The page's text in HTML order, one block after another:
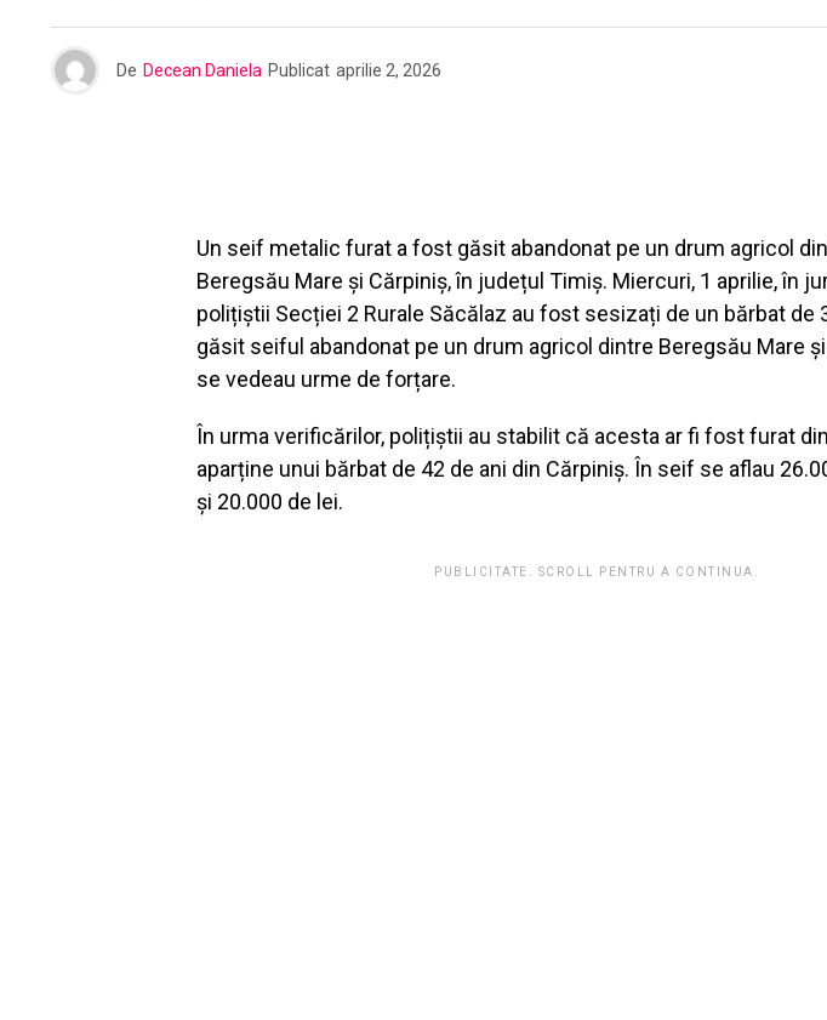
De Decean Daniela Publicat aprilie 2, 2026
Un seif metalic furat a fost găsit abandonat pe un drum agricol
Beregsău Mare și Cărpiniș, în județul Timiș. Miercuri, 1 aprilie, în
polițiștii Secției 2 Rurale Săcălaz au fost sesizați de un bărbat de
găsit seiful abandonat pe un drum agricol dintre Beregsău Mare
se vedeau urme de forțare.
În urma verificărilor, polițiștii au stabilit că acesta ar fi fost furat
aparține unui bărbat de 42 de ani din Cărpiniș. În seif se aflau
şi 20.000 de lei.
PUBLICITATE. SCROLL PENTRU A CONTINUA.